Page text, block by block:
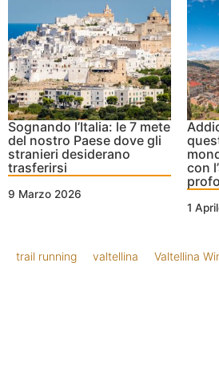
Sognando l’Italia: le 7 mete
del nostro Paese dove gli
stranieri desiderano
trasferirsi
9 Marzo 2026
con
1
trail running valtellina Valtellina